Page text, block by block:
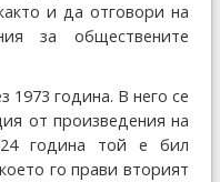
и да отговори на
за обществените
1973 година. В него се
от произведения на
година той е бил
го прави вторият